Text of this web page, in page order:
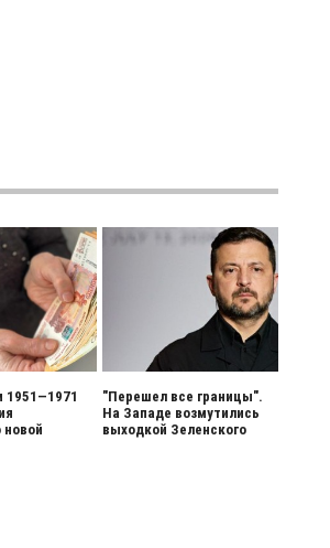
1951—1971
новой
"Перешел все границы".
На Западе возмутились
выходкой Зеленского